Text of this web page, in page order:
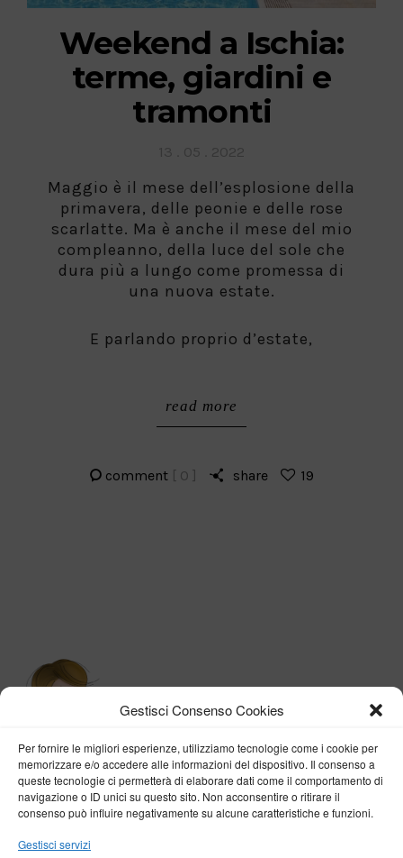
Gestisci Consenso Cookies
Per fornire le migliori esperienze, utilizziamo tecnologie come i cookie per
memorizzare e/o accedere alle informazioni del dispositivo. Il consenso a
queste tecnologie ci permetterà di elaborare dati come il comportamento di
navigazione o ID unici su questo sito. Non acconsentire o ritirare il
consenso può influire negativamente su alcune caratteristiche e funzioni.
Gestisci servizi
Weekend a Ischia:
terme, giardini e
tramonti
Maggio è il mese dell’esplosione della
primavera, delle peonie e delle rose
scarlatte. Ma è anche il mese del mio
compleanno, della luce del sole che
dura più a lungo come promessa di
una nuova estate.
E parlando proprio d’estate,
read more
comment [ 0 ] share 19
BY VERONICA D'ONOFRIO